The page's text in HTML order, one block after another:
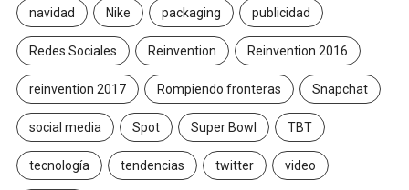
navidad Nike packaging publicidad
Redes Sociales Reinvention Reinvention 2016
reinvention 2017 Rompiendo fronteras Snapchat
social media Spot Super Bowl TBT
tecnología tendencias twitter video